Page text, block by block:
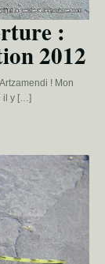
:
2012
! Mon
il y […]